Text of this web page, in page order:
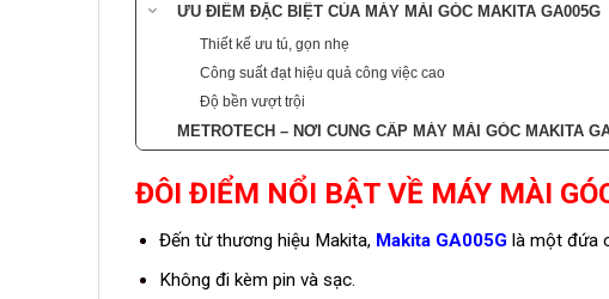
ƯU ĐIỂM ĐẶC BIỆT CỦA MÁY MÀI GÓC MAKITA GA005G
Thiết kế ưu tú, gọn nhẹ
Công suất đạt hiệu quả công việc cao
Độ bền vượt trội
METROTECH – NƠI CUNG CẤP MÁY MÀI GÓC MAKITA
ĐÔI ĐIỂM NỔI BẬT VỀ MÁY MÀI
Đến từ thương hiệu Makita, Makita GA005G là một đứa
Không đi kèm pin và sạc.